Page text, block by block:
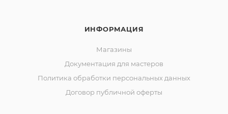
ИНФОРМАЦИЯ
Магазины
Документация для мастеров
Политика обработки персональных данных
Договор публичной оферты